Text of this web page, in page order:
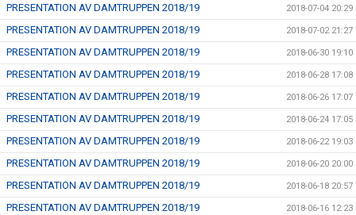
PRESENTATION AV DAMTRUPPEN 2018/19 2018-07-04 20:29
PRESENTATION AV DAMTRUPPEN 2018/19 2018-07-02 21:27
PRESENTATION AV DAMTRUPPEN 2018/19 2018-06-30 19:10
PRESENTATION AV DAMTRUPPEN 2018/19 2018-06-28 17:08
PRESENTATION AV DAMTRUPPEN 2018/19 2018-06-26 17:07
PRESENTATION AV DAMTRUPPEN 2018/19 2018-06-24 17:05
PRESENTATION AV DAMTRUPPEN 2018/19 2018-06-22 19:03
PRESENTATION AV DAMTRUPPEN 2018/19 2018-06-20 20:00
PRESENTATION AV DAMTRUPPEN 2018/19 2018-06-18 20:57
PRESENTATION AV DAMTRUPPEN 2018/19 2018-06-16 12:23